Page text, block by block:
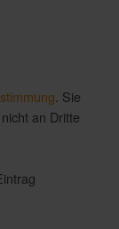
. Sie
an Dritte